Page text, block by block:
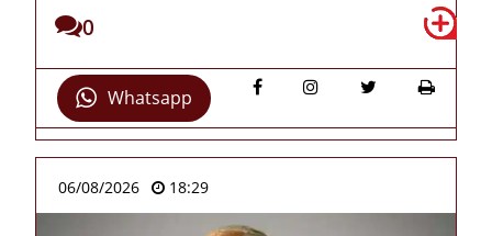
0
Whatsapp
06/08/2026 18:29